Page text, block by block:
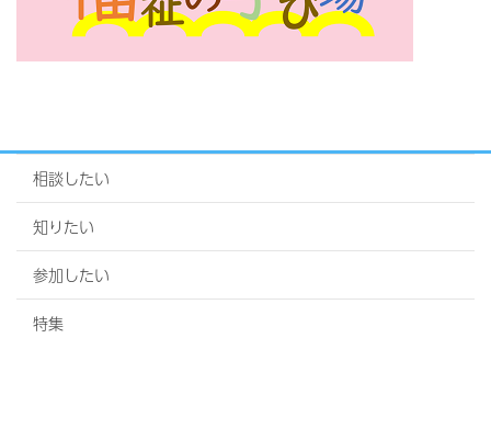
相談したい
知りたい
参加したい
特集